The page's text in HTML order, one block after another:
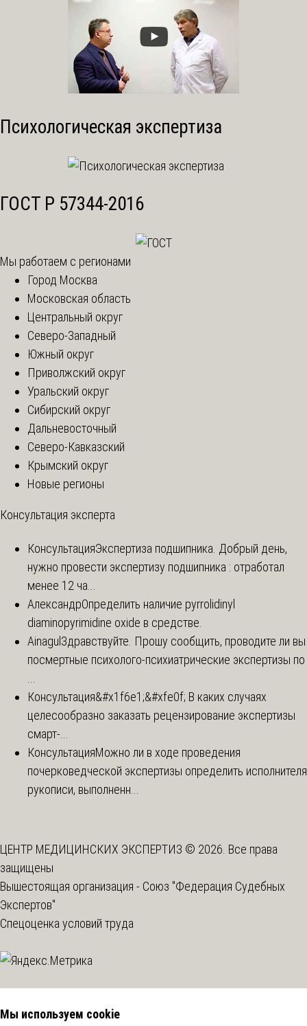
Психологическая экспертиза
ГОСТ Р 57344-2016
Мы работаем с регионами
Город Москва
Московская область
Центральный округ
Северо-Западный
Южный округ
Приволжский округ
Уральский округ
Сибирский округ
Дальневосточный
Северо-Кавказский
Крымский округ
Новые регионы
Консультация эксперта
КонсультацияЭкспертиза подшипника. Добрый день,
нужно провести экспертизу подшипника : отработал
менее 12 ча...
АлександрОпределить наличие pyrrolidinyl
diaminopyrimidine oxide в средстве.
Ainagul Здравствуйте. Прошу сообщить, проводите ли вы
посмертные психолого-психиатрические экспертизы по
Консультация&#x1f6e1;&#xfe0f; В каких случаях
целесообразно заказать рецензирование экспертизы
смарт-...
КонсультацияМожно ли в ходе проведения
почерковедческой экспертизы определить исполнителя
рукописи, выполненн...
ЦЕНТР МЕДИЦИНСКИХ ЭКСПЕРТИЗ © 2026. Все права
защищены
Вышестоящая организация - Союз "Федерация Судебных
Экспертов"
Спецоценка условий труда
Мы используем cookie